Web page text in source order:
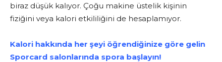
biraz düşük kalıyor. Çoğu makine üstelik kişinin
fiziğini veya kalori etkililiğini de hesaplamıyor.
Kalori hakkında her şeyi öğrendiğinize göre gelin
Sporcard salonlarında spora başlayın!